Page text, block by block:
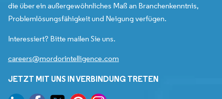
die über ein außergewöhnliches Maß an Branchenkenntnis,
Problemlösungsfähigkeit und Neigung verfügen.
Interessiert? Bitte mailen Sie uns.
careers@mordorintelligence.com
JETZT MIT UNS IN VERBINDUNG TRETEN